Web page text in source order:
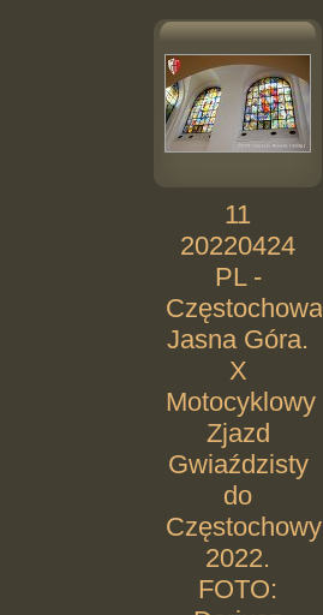
11
20220424
PL -
Częstochowa.
Jasna Góra.
X
Motocyklowy
Zjazd
Gwiaździsty
do
Częstochowy
2022.
FOTO: